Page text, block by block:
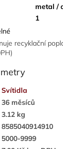
metal /
1
recyklační
Svítidla
36 měsíců
3.12 kg
8585040914910
5000-9999